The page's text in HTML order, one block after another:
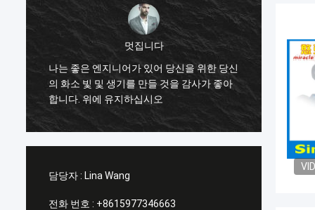
멋집니다
나는 좋은 엔지니어가 있어 당신을 위한 당신
의 화소 빛 및 생기를 만들 것을 감사가 좋아
합니다. 위에 유지하십시오
한 쌍
전에
이 조
입하
담당자 : Lina Wang
전화 번호 : +8615977346663